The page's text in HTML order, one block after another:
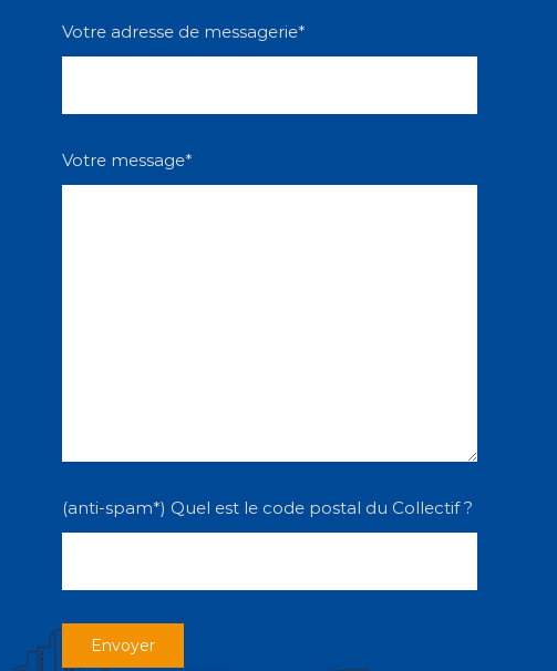
Votre adresse de messagerie*
Votre message*
(anti-spam*) Quel est le code postal du Collectif ?